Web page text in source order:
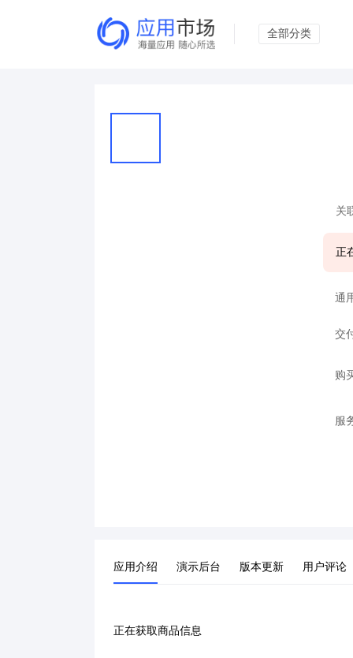
全部分类
关
正
通
交
购
服
应用介绍 演示后台 版本更新 用户评论
正在获取商品信息